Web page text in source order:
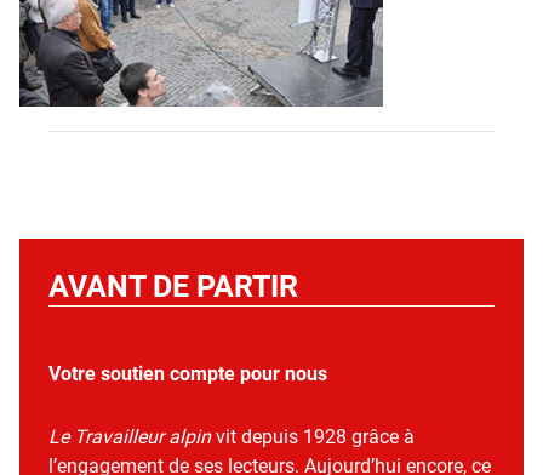
AVANT DE PARTIR
Votre soutien compte pour nous
Le Travailleur alpinvit depuis 1928 grâce à
l’engagement de ses lecteurs. Aujourd’hui encore, ce